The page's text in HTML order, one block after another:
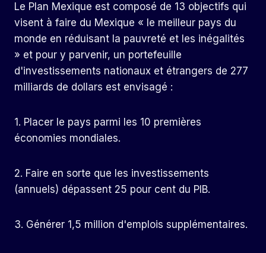
Le Plan Mexique est composé de 13 objectifs qui
visent à faire du Mexique « le meilleur pays du
monde en réduisant la pauvreté et les inégalités
» et pour y parvenir, un portefeuille
d'investissements nationaux et étrangers de 277
milliards de dollars est envisagé :
1. Placer le pays parmi les 10 premières
économies mondiales.
2. Faire en sorte que les investissements
(annuels) dépassent 25 pour cent du PIB.
3. Générer 1,5 million d'emplois supplémentaires.